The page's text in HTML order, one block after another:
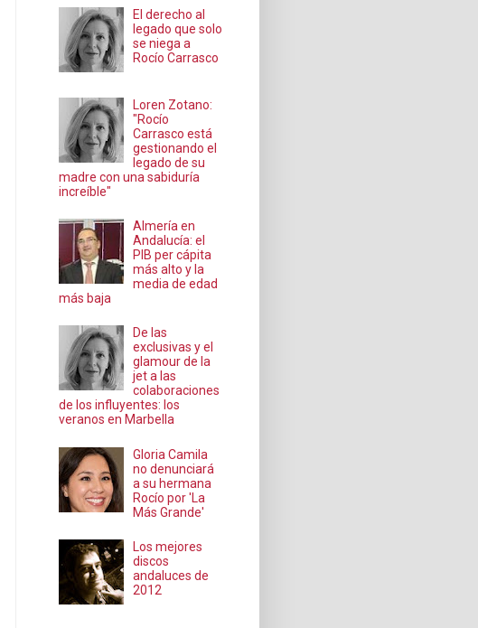
El derecho al
legado que solo
se niega a
Rocío Carrasco
Loren Zotano:
"Rocío
Carrasco está
gestionando el
legado de su
madre con una sabiduría
increíble"
Almería en
Andalucía: el
PIB per cápita
más alto y la
media de edad
más baja
De las
exclusivas y el
glamour de la
jet a las
colaboraciones
de los influyentes: los
veranos en Marbella
Gloria Camila
no denunciará
a su hermana
Rocío por 'La
Más Grande'
Los mejores
discos
andaluces de
2012